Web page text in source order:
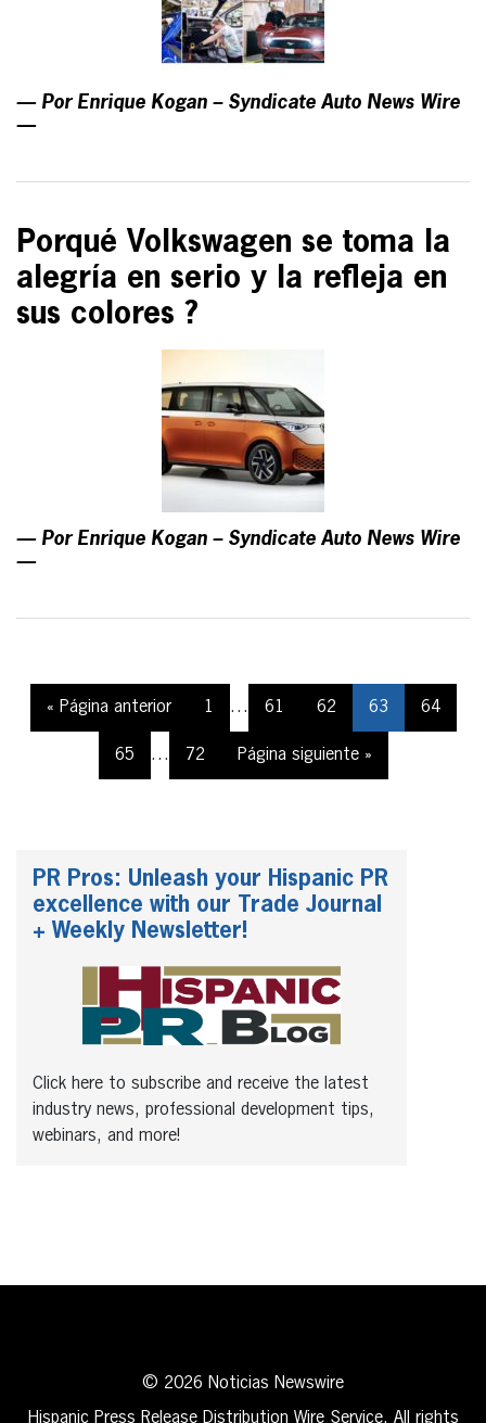
— Por Enrique Kogan – Syndicate Auto News Wire
—
Porqué Volkswagen se toma la
alegría en serio y la refleja en
sus colores ?
— Por Enrique Kogan – Syndicate Auto News Wire
—
« Página anterior 1 … 61 62 63 64
65 … 72 Página siguiente »
PR Pros: Unleash your Hispanic PR
excellence with our Trade Journal
+ Weekly Newsletter!
Click here to subscribe and receive the latest
industry news, professional development tips,
webinars, and more!
© 2026 Noticias Newswire
Hispanic Press Release Distribution Wire Service. All rights